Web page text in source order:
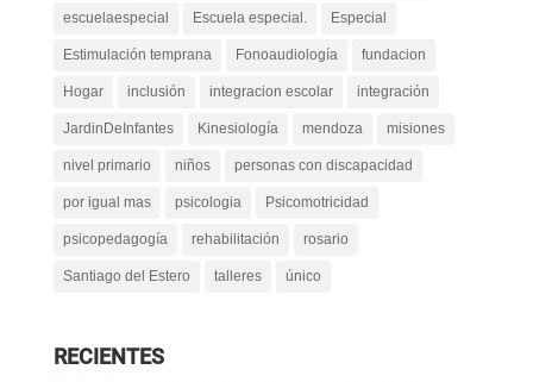
escuelaespecial Escuela especial. Especial
Estimulación temprana Fonoaudiología fundacion
Hogar inclusión integracion escolar integración
JardinDeInfantes Kinesiología mendoza misiones
nivel primario niños personas con discapacidad
por igual mas psicologia Psicomotricidad
psicopedagogía rehabilitación rosario
Santiago del Estero talleres único
RECIENTES